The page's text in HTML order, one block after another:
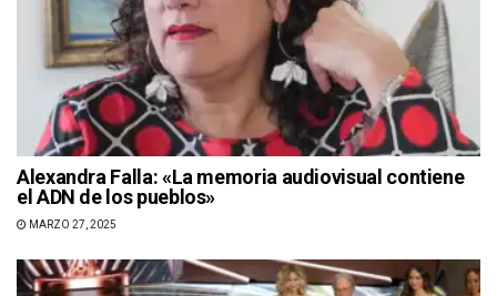
Alexandra Falla: «La memoria audiovisual contiene
el ADN de los pueblos»
MARZO 27, 2025